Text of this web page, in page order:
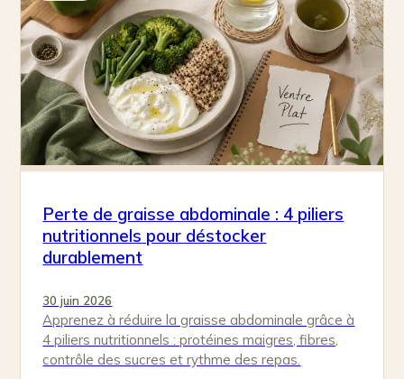
Perte de graisse abdominale : 4 piliers
nutritionnels pour déstocker
durablement
30 juin 2026
Apprenez à réduire la graisse abdominale grâce à
4 piliers nutritionnels : protéines maigres, fibres,
contrôle des sucres et rythme des repas.